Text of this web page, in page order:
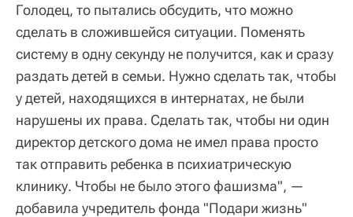
Голодец, то пытались обсудить, что можно
сделать в сложившейся ситуации. Поменять
систему в одну секунду не получится, как и сразу
раздать детей в семьи. Нужно сделать так, чтобы
у детей, находящихся в интернатах, не были
нарушены их права. Сделать так, чтобы ни один
директор детского дома не имел права просто
так отправить ребенка в психиатрическую
клинику. Чтобы не было этого фашизма", —
добавила учредитель фонда "Подари жизнь"